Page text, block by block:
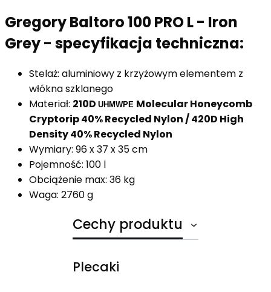
Gregory Baltoro 100 PRO L - Iron
Grey - specyfikacja techniczna:
Stelaż: aluminiowy z krzyżowym elementem z
włókna szklanego
Materiał: 210D UHMWPE Molecular Honeycomb
Cryptorip 40% Recycled Nylon / 420D High
Density 40% Recycled Nylon
Wymiary: 96 x 37 x 35 cm
Pojemność: 100 l
Obciążenie max: 36 kg
Waga: 2760 g
Cechy produktu
Plecaki